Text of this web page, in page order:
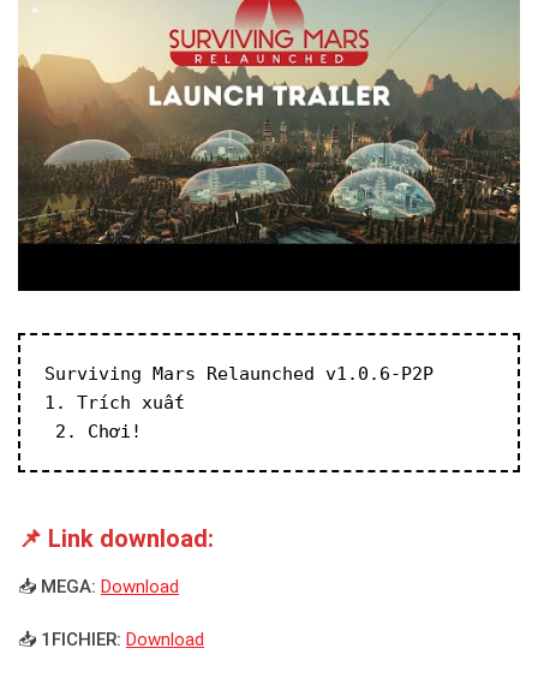
Surviving Mars Relaunched v1.0.6-P2P
1. Trích xuất
2. Chơi!
📌 Link download:
📥 MEGA: Download
📥 1FICHIER: Download